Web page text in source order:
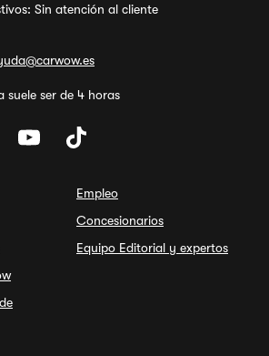
Sin atención al cliente
suele ser de 4 horas
Empleo
Concesionarios
Equipo Editorial y expertos